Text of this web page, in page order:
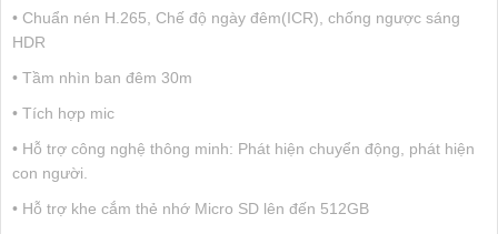
• Chuẩn nén H.265, Chế độ ngày đêm(ICR), chống ngược sáng
HDR
• Tầm nhìn ban đêm 30m
• Tích hợp mic
• Hỗ trợ công nghệ thông minh: Phát hiện chuyển động, phát hiện
con người.
• Hỗ trợ khe cắm thẻ nhớ Micro SD lên đến 512GB